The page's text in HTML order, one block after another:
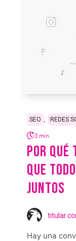
SEO , REDES
3 min.
POR
QUE
JUNTOS
Hay una